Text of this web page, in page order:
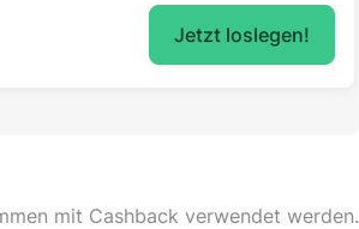
Jetzt loslegen!
mit Cashback verwendet werden.